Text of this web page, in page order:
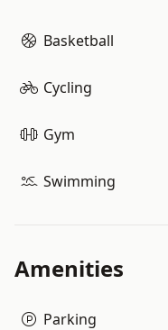
Basketball
Cycling
Gym
Swimming
Amenities
Parking